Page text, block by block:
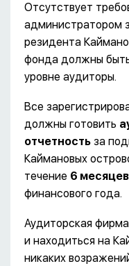
Отсутствует
администратором
резидента
фонда должны
уровне аудиторы.
Все
должны готовить
отчетность за
Каймановых
течение 6 месяцев
финансового года.
Аудиторская
и находиться на
никаких